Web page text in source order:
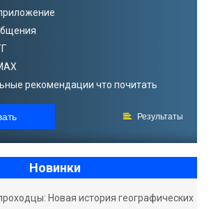
рекомендации что почитать
Результаты
Новинки
Новая история географических